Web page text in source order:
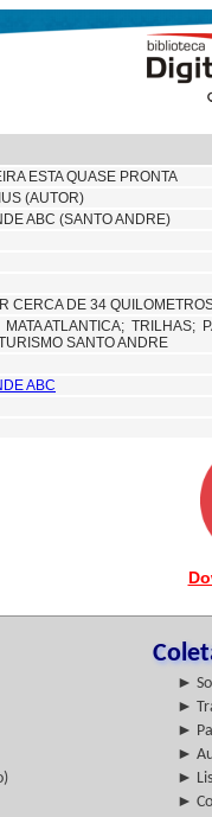
ESTA QUASE PRONTA
(AUTOR)
ABC (SANTO ANDRE)
CERCA DE 34
MATA ATLANTICA; TRILHAS;
SANTO ANDRE
ABC
►
►
►
►
►
►